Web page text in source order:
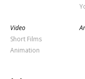
Video
Short Films
Animation